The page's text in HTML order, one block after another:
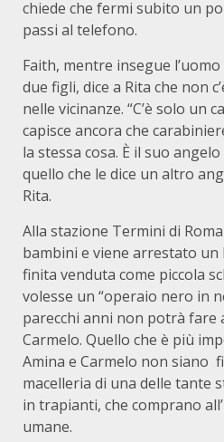
chiede che fermi subito un
passi al telefono.
Faith, mentre insegue
due figli, dice a Rita che non
nelle vicinanze. “C’è solo un
capisce ancora che
la stessa cosa. È il suo
quello che le dice un altro
Rita.
Alla stazione Termini di
bambini e viene arrestato un
finita venduta come piccola
volesse un “operaio nero in
parecchi anni non potrà fare
Carmelo. Quello che è più
Amina e Carmelo non siano
macelleria di una delle tante
in trapianti, che comprano
umane.